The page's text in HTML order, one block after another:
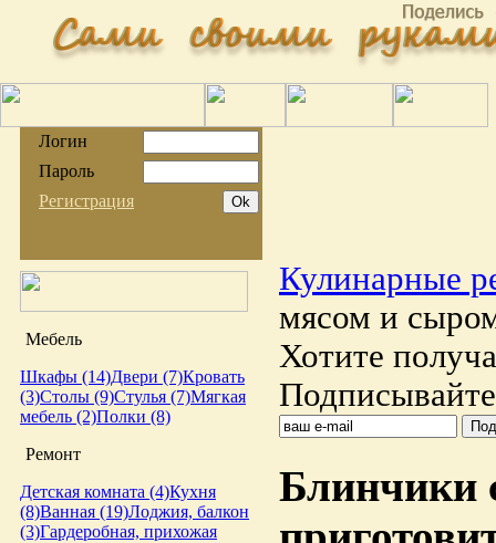
Логин
Пароль
Регистрация
Мебель
Шкафы (14)Двери (7)Кровать
(3)Столы (9)Стулья (7)Мягкая
мебель (2)Полки (8)
Ремонт
Детская комната (4)Кухня
(8)Ванная (19)Лоджия, балкон
(3)Гардеробная, прихожая
Кулинарные
мясом и
Хотите
Блинчики